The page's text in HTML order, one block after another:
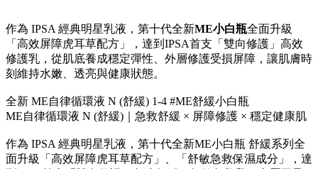
作為 IPSA 經典明星乳液，第十代全新ME小白瓶全面升級
「高效屏障虎耳草配方」，達到IPSA首支「雙向修護」高效
修護乳，從肌底養成穩定彈性、外層修護受損屏障，讓肌膚時
刻維持水嫩、透亮與健康狀態。
全新 ME自律循環液 N (舒緩) 1-4 #ME舒緩小白瓶
ME自律循環液 N (舒緩)｜急救舒緩 × 屏障修護 × 穩定健康肌
作為 IPSA 經典明星乳液，第十代全新ME小白瓶 舒緩系列全
面升級「高效屏障虎耳草配方」、「舒敏急救保濕成分」，達